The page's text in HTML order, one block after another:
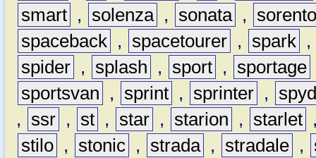
smart , solenza , sonata ,
spaceback , spacetourer , spark ,
spider , splash , sport , sportage
sportsvan
, sprint , sprinter ,
,
ssr , st , star , starion , starlet
stilo , stonic , strada , stradale ,